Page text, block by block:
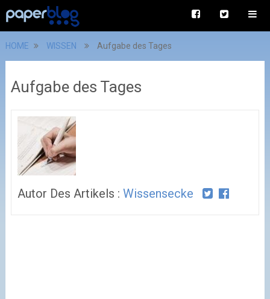
HOME WISSEN Aufgabe des Tages
Aufgabe des Tages
Autor Des Artikels : Wissensecke